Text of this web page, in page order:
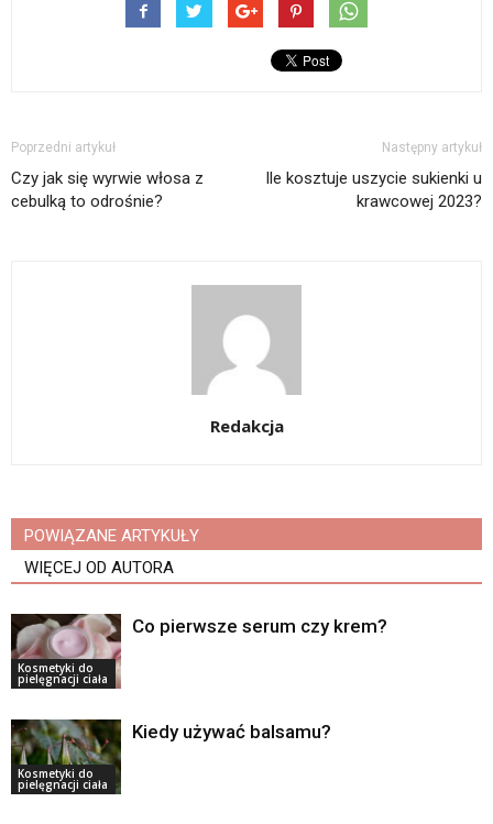
Poprzedni artykuł
Czy jak się wyrwie włosa z
cebulką to odrośnie?
Następny artykuł
Ile kosztuje uszycie sukienki u
krawcowej 2023?
Redakcja
POWIĄZANE ARTYKUŁY
WIĘCEJ OD AUTORA
Kosmetyki do
pielęgnacji ciała
Co pierwsze serum czy krem?
Kosmetyki do
pielęgnacji ciała
Kiedy używać balsamu?